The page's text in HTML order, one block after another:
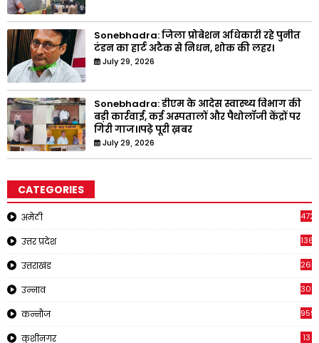
Sonebhadra: जिला प्रोबेशन अधिकारी रहे पुनीत
टंडन का हार्ट अटैक से निधन, शोक की लहर।
July 29, 2026
Sonebhadra: डीएम के आदेस स्वास्थ्य विभाग की
बड़ी कार्रवाई, कई अस्पतालों और पैथोलॉजी केंद्रों पर
गिरी गाज।।पढ़े पूरी ख़बर
July 29, 2026
CATEGORIES
अमेठी 4721
उत्तर प्रदेश 1368
उत्तराखंड
उन्नाव 308
कन्नौज 959
कुशीनगर 13